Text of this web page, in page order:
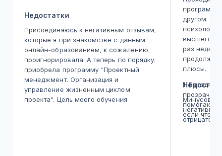
Недостатки
Присоединяюсь к негативным отзывам,
которые я при знакомстве с данным
онлайн-образованием, к сожалению,
проигнорировала. А теперь по порядку:
приобрела программу "Проектный
менеджмент. Организация и
управление жизненным циклом
проекта". Цель моего обучения
другом.
высшего
раз
продолжаю
плюсы.
1.
помогают
если что
Минусов